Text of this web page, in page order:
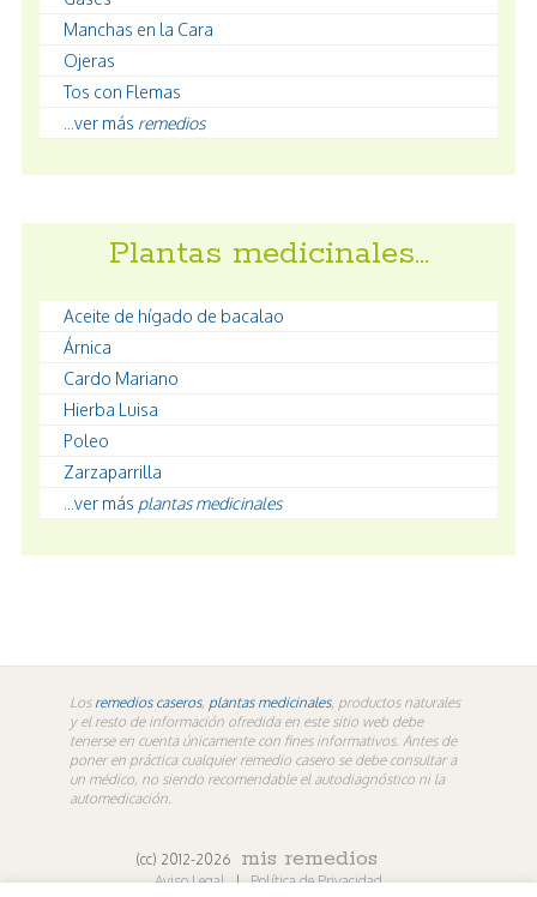
Manchas en la Cara
Ojeras
Tos con Flemas
...ver más remedios
Plantas medicinales…
Aceite de hígado de bacalao
Árnica
Cardo Mariano
Hierba Luisa
Poleo
Zarzaparrilla
...ver más plantas medicinales
Los remedios caseros, plantas medicinales, productos naturales
y el resto de información ofredida en este sitio web debe
tenerse en cuenta únicamente con fines informativos. Antes de
poner en práctica cualquier remedio casero se debe consultar a
un médico, no siendo recomendable el autodiagnóstico ni la
automedicación.
(cc) 2012-2026 mis remedios
Aviso Legal | Política de Privacidad